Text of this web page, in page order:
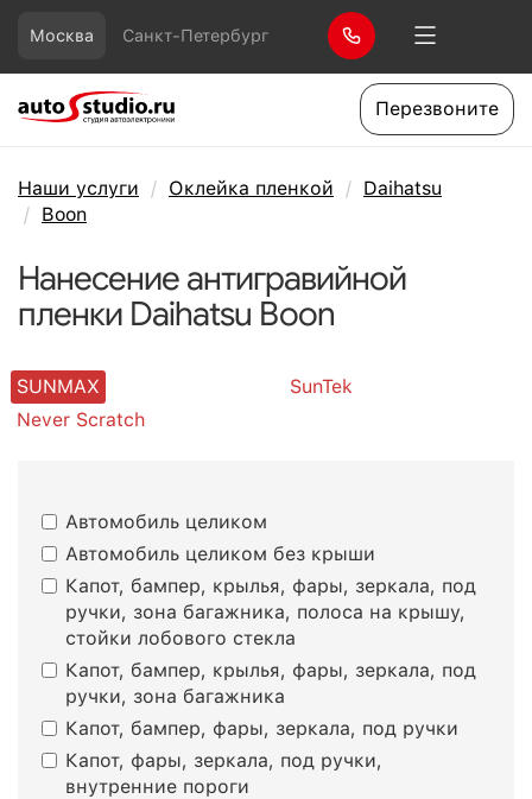
Москва Санкт-Петербург
Перезвоните
Наши услуги Оклейка пленкой
Daihatsu
Boon
Нанесение антигравийной
пленки Daihatsu Boon
SUNMAX
SunTek
Never Scratch
Автомобиль целиком
Автомобиль целиком без крыши
Капот, бампер, крылья, фары, зеркала, под
ручки, зона багажника, полоса на крышу,
стойки лобового стекла
Капот, бампер, крылья, фары, зеркала, под
ручки, зона багажника
Капот, бампер, фары, зеркала, под ручки
Капот, фары, зеркала, под ручки,
внутренние пороги